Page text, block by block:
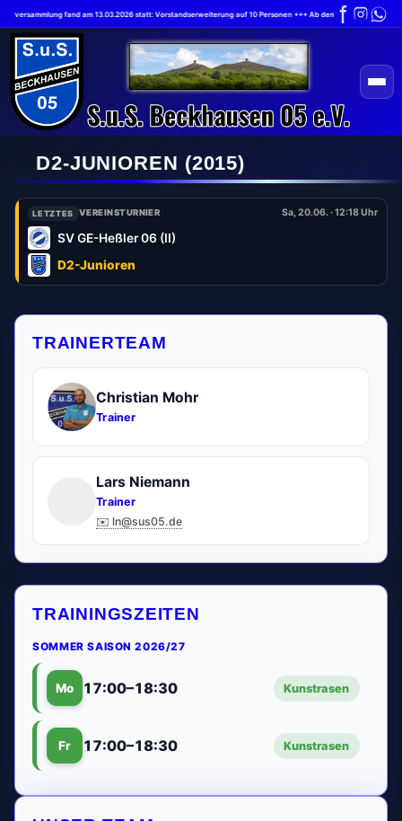
fand am 13.03.2026 statt: Vorstandserweiterung auf 10 Personen +++ Ab dem 1.7.2026 gilt die
D2-JUNIOREN (2015)
LETZTES VEREINSTURNIER Sa, 20.06. · 12:18 Uhr
SV GE-Heßler 06 (II)
D2-Junioren
TRAINERTEAM
Christian Mohr
Trainer
Lars Niemann
Trainer
✉️ ln@sus05.de
TRAININGSZEITEN
SOMMER SAISON 2026/27
Mo 17:00–18:30 Kunstrasen
Fr 17:00–18:30 Kunstrasen